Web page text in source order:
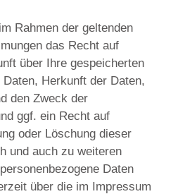
Rahmen der geltenden
das Recht auf
über Ihre gespeicherten
Daten, Herkunft der Daten,
den Zweck der
ggf. ein Recht auf
oder Löschung dieser
und auch zu weiteren
Daten
über die im Impressum